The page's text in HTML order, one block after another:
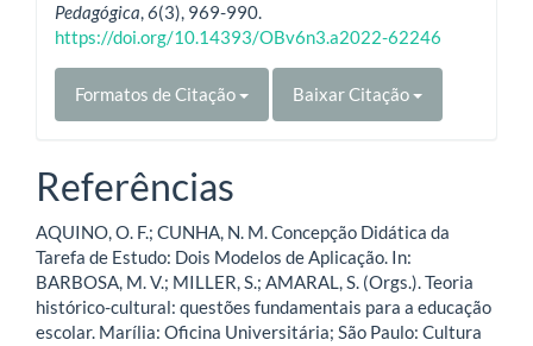
Pedagógica,6(3), 969-990.
https://doi.org/10.14393/OBv6n3.a2022-62246
Formatos de Citação Baixar Citação
Referências
AQUINO, O. F.; CUNHA, N. M. Concepção Didática da
Tarefa de Estudo: Dois Modelos de Aplicação. In:
BARBOSA, M. V.; MILLER, S.; AMARAL, S. (Orgs.). Teoria
histórico-cultural: questões fundamentais para a educação
escolar. Marília: Oficina Universitária; São Paulo: Cultura